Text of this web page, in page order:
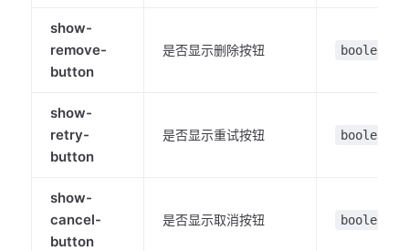
show-
remove-
button
是否显示删除按钮 boolean
show-
retry-
button
是否显示重试按钮 boolean
show-
cancel-
button
是否显示取消按钮 boolean